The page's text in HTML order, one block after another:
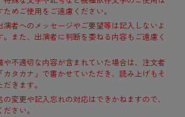
めご使用をご遠慮ください。
者へのメッセージやご要望等は記入しないよ
。また、出演者に判断を委ねる内容もご遠慮く
不適切な内容が含まれていた場合は、注文者
タカナ」で書かせていただき、読み上げもそ
きます。
変更や記入忘れの対応はできかねますので、
さい。